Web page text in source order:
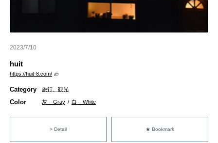
2023/7/10
huit
https://huit-8.com/
Category 旅行、観光
Color 灰 – Gray / 白 – White
> Detail ★ Bookmark